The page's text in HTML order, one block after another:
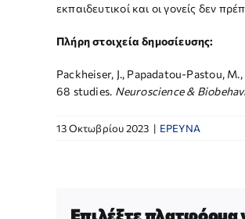
εκπαιδευτικοί και οι γονείς δεν
Πλήρη στοιχεία δημοσίευσης:
Packheiser, J., Papadatou-Pastou,
68 studies. Neuroscience &
13 Οκτωβρίου 2023 | ΕΡΕΥΝΑ